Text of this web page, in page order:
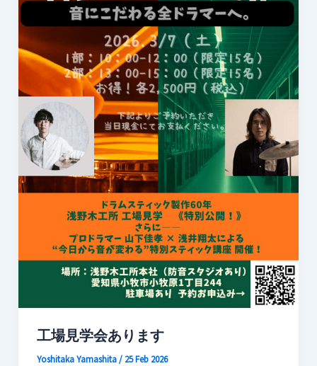
工場見学会あります
Yoshitaka Yamashita/ 25 Feb 2026